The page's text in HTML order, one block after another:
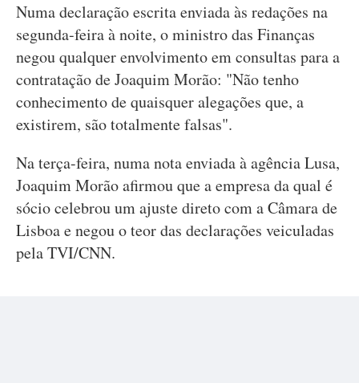
Numa declaração escrita enviada às redações na
segunda-feira à noite, o ministro das Finanças
negou qualquer envolvimento em consultas para a
contratação de Joaquim Morão: "Não tenho
conhecimento de quaisquer alegações que, a
existirem, são totalmente falsas".
Na terça-feira, numa nota enviada à agência Lusa,
Joaquim Morão afirmou que a empresa da qual é
sócio celebrou um ajuste direto com a Câmara de
Lisboa e negou o teor das declarações veiculadas
pela TVI/CNN.